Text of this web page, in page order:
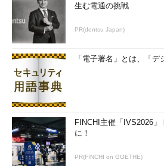
生む電通の挑戦
PR(dentsu Japan)
「電子署名」とは、「デ
FINCHI主催「IVS2026
に！
PR(FINCHI on GOETHE)